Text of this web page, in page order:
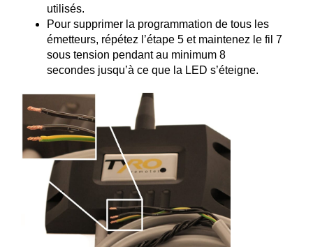
utilisés.
Pour supprimer la programmation de tous les
émetteurs, répétez l’étape 5 et maintenez le fil 7
sous tension pendant au minimum 8
secondes jusqu’à ce que la LED s’éteigne.